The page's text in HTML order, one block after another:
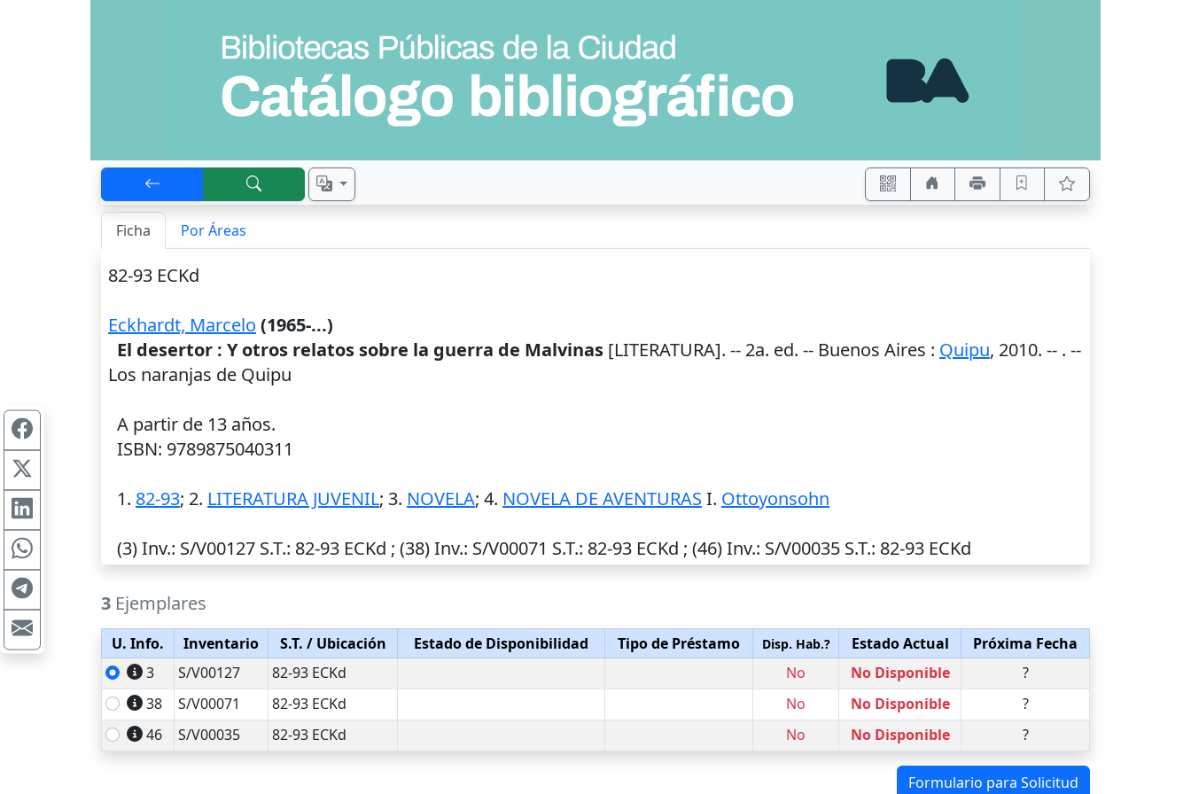
Ficha Por Áreas
82-93 ECKd
Eckhardt, Marcelo (1965-...)
El desertor : Y otros relatos sobre la guerra de Malvinas [LITERATURA]. -- 2a. ed. -- Buenos Aires : Quipu, 2010. -- . --
Los naranjas de Quipu
A partir de 13 años.
ISBN: 9789875040311
1. 82-93; 2. LITERATURA JUVENIL; 3. NOVELA; 4. NOVELA DE AVENTURAS I. Ottoyonsohn
(3)Inv.: S/V00127 S.T.: 82-93 ECKd ; (38)Inv.: S/V00071 S.T.: 82-93 ECKd ; (46)Inv.: S/V00035 S.T.: 82-93 ECKd
3 Ejemplares
U. Info. Inventario S.T. / Ubicación Estado de Disponibilidad Tipo de Préstamo Disp. Hab.? Estado Actual
Próxima Fecha
3
S/V00127 82-93 ECKd No No Disponible
?
38
S/V00071 82-93 ECKd No No Disponible
?
46
S/V00035 82-93 ECKd No No Disponible ?
Formulario para Solicitud